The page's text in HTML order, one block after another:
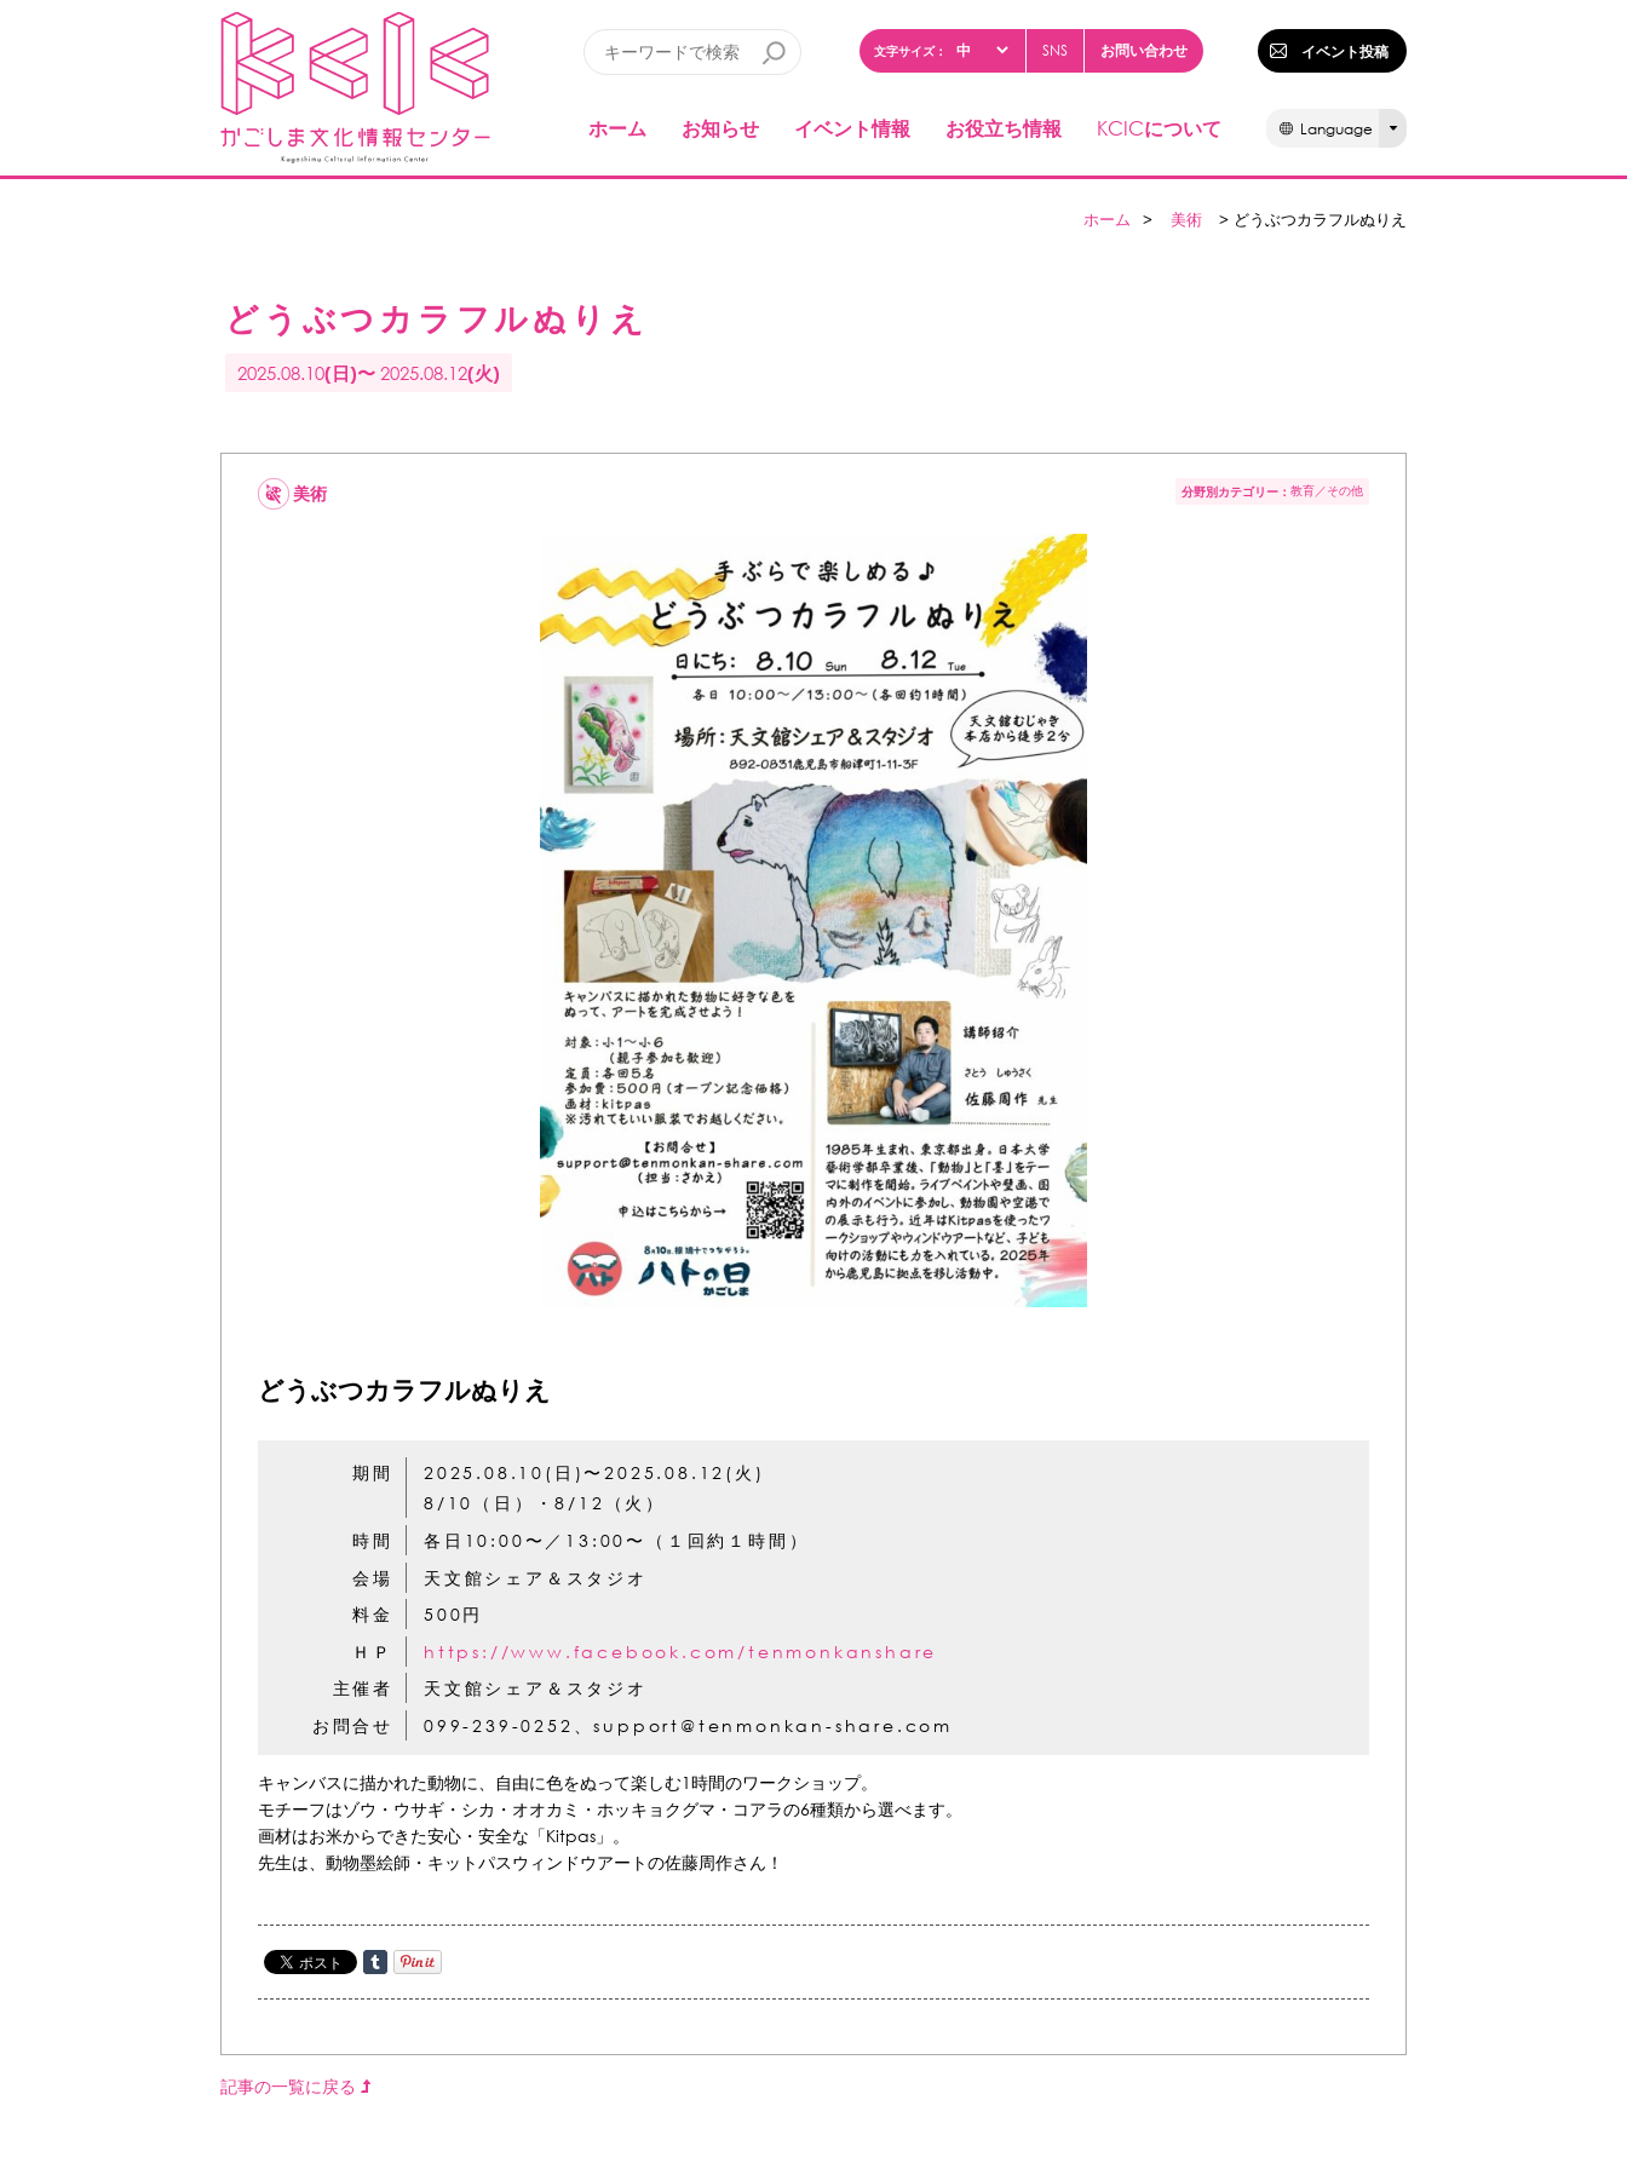
文字サイズ： SNS お問い合わせ イベント投稿
ホーム お知らせ イベント情報 お役立ち情報 KCICについて Language
ホーム > 美術 > どうぶつカラフルぬりえ
どうぶつカラフルぬりえ
2025.08.10(日)〜 2025.08.12(火)
美術 分野別カテゴリー： 教育 その他
どうぶつカラフルぬりえ
期間
2025.08.10(日)〜2025.08.12(火)
8/10（日）・8/12（火）
時間
各日10:00〜／13:00〜（１回約１時間）
会場
天文館シェア＆スタジオ
料金
500円
ＨＰ
https://www.facebook.com/tenmonkanshare
主催者
天文館シェア＆スタジオ
お問合せ
099-239-0252、support@tenmonkan-share.com
キャンバスに描かれた動物に、自由に色をぬって楽しむ1時間のワークショップ。
モチーフはゾウ・ウサギ・シカ・オオカミ・ホッキョクグマ・コアラの6種類から選べます。
画材はお米からできた安心・安全な「Kitpas」。
先生は、動物墨絵師・キットパスウィンドウアートの佐藤周作さん！
記事の一覧に戻る